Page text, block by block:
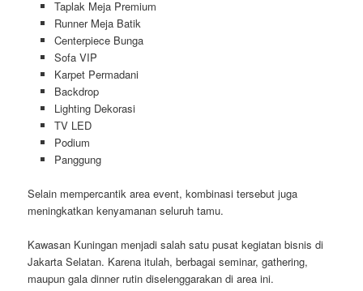
Taplak Meja Premium
Runner Meja Batik
Centerpiece Bunga
Sofa VIP
Karpet Permadani
Backdrop
Lighting Dekorasi
TV LED
Podium
Panggung
Selain mempercantik area event, kombinasi tersebut juga
meningkatkan kenyamanan seluruh tamu.
Kawasan Kuningan menjadi salah satu pusat kegiatan bisnis di
Jakarta Selatan. Karena itulah, berbagai seminar, gathering,
maupun gala dinner rutin diselenggarakan di area ini.